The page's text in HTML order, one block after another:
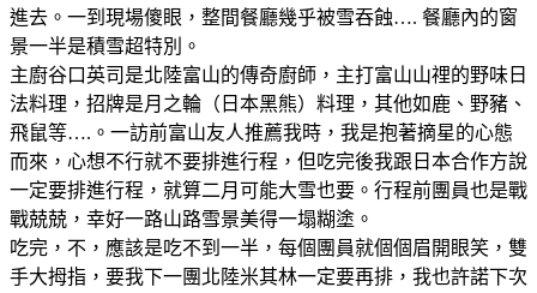
進去。一到現場傻眼，整間餐廳幾乎被雪吞蝕…. 餐廳內的窗
景一半是積雪超特別。
主廚谷口英司是北陸富山的傳奇廚師，主打富山山𥚃的野味日
法料理，招牌是月之輪（日本黑熊）料理，其他如鹿、野豬、
飛鼠等….。一訪前富山友人推薦我時，我是抱著摘星的心態
而來，心想不行就不要排進行程，但吃完後我跟日本合作方說
一定要排進行程，就算二月可能大雪也要。行程前團員也是戰
戰兢兢，幸好一路山路雪景美得一塌糊塗。
吃完，不，應該是吃不到一半，每個團員就個個眉開眼笑，雙
手大拇指，要我下一團北陸米其林一定要再排，我也許諾下次